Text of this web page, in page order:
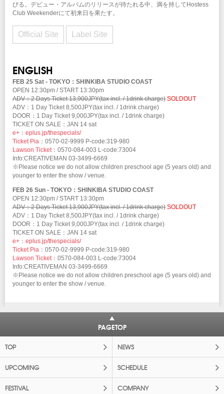
びる。デビュー・アルバムのリリースが待たれる中、満を持してHostess
Club Weekenderにて初来日を果たす。
Official Site Label Site
ENGLISH
FEB 25 Sat - TOKYO：SHINKIBA STUDIO COAST
OPEN 12:30pm / START 13:30pm
ADV：2 Days Ticket 13,900JPY(tax incl. / 1drink charge) SOLDOUT
ADV：1 Day Ticket 8,500JPY(tax incl. / 1drink charge)
DOOR：1 Day Ticket 9,000JPY(tax incl. / 1drink charge)
TICKET ON SALE：JAN 14 sat
e+ ： eplus.jp/thespecials/
Ticket Pia ：0570-02-9999 P-code:319-980
Lawson Ticket ：0570-084-003 L-code:73004
Info:CREATIVEMAN 03-3499-6669
※Please notice we do not allow children preschool age (5 years old) and
younger to enter the show / venue.
FEB 26 Sun - TOKYO：SHINKIBA STUDIO COAST
OPEN 12:30pm / START 13:30pm
ADV：2 Days Ticket 13,900JPY(tax incl. / 1drink charge) SOLDOUT
ADV：1 Day Ticket 8,500JPY(tax incl. / 1drink charge)
DOOR：1 Day Ticket 9,000JPY(tax incl. / 1drink charge)
TICKET ON SALE：JAN 14 sat
e+ ： eplus.jp/thespecials/
Ticket Pia ：0570-02-9999 P-code:319-980
Lawson Ticket：0570-084-003 L-code:73004
Info:CREATIVEMAN 03-3499-6669
※Please notice we do not allow children preschool age (5 years old) and
younger to enter the show / venue.
PAGETOP
TOP NEWS
UPCOMING SCHEDULE
FESTIVAL COMPANY